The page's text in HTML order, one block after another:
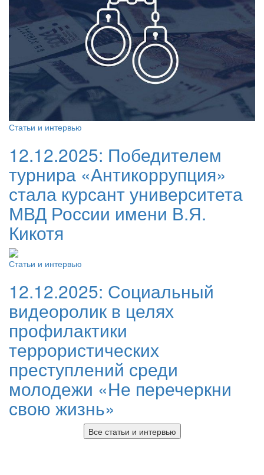
Статьи и интервью
12.12.2025: Победителем
турнира «Антикоррупция»
стала курсант университета
МВД России имени В.Я.
Кикотя
Статьи и интервью
12.12.2025: Социальный
видеоролик в целях
профилактики
террористических
преступлений среди
молодежи «Не перечеркни
свою жизнь»
Все статьи и интервью